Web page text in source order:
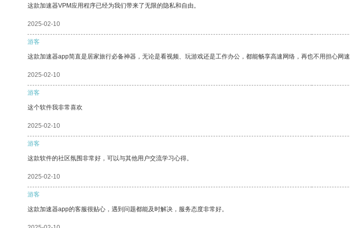
这款加速器VPM应用程序已经为我们带来了无限的隐私和自由。
2025-02-10
游客
这款加速器app简直是居家旅行必备神器，无论是看视频、玩游戏还是工作办公，都能畅享高速网络，再也不用担心
2025-02-10
游客
这个软件我非常喜欢
2025-02-10
游客
这款软件的社区氛围非常好，可以与其他用户交流学习心得。
2025-02-10
游客
这款加速器app的客服很贴心，遇到问题都能及时解决，服务态度非常好。